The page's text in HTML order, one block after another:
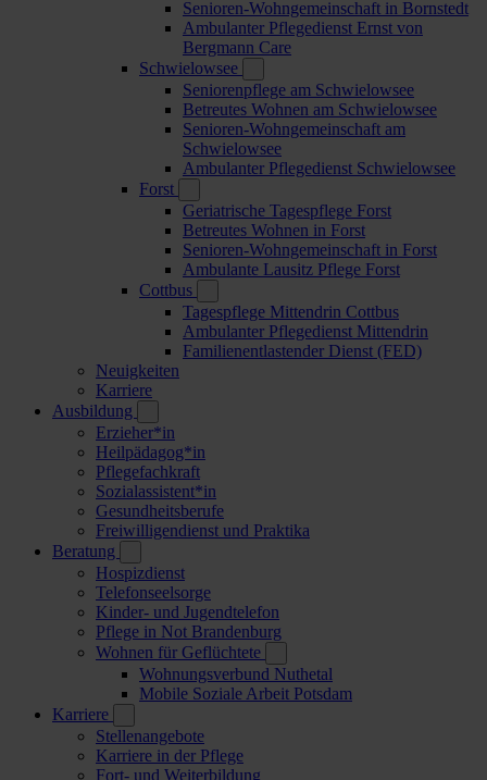
Senioren-Wohngemeinschaft in Bornstedt
Ambulanter Pflegedienst Ernst von
Bergmann Care
Schwielowsee
Seniorenpflege am Schwielowsee
Betreutes Wohnen am Schwielowsee
Senioren-Wohngemeinschaft am
Schwielowsee
Ambulanter Pflegedienst Schwielowsee
Forst
Geriatrische Tagespflege Forst
Betreutes Wohnen in Forst
Senioren-Wohngemeinschaft in Forst
Ambulante Lausitz Pflege Forst
Cottbus
Tagespflege Mittendrin Cottbus
Ambulanter Pflegedienst Mittendrin
Familienentlastender Dienst (FED)
Neuigkeiten
Karriere
Ausbildung
Erzieher*in
Heilpädagog*in
Pflegefachkraft
Sozialassistent*in
Gesundheitsberufe
Freiwilligendienst und Praktika
Beratung
Hospizdienst
Telefonseelsorge
Kinder- und Jugendtelefon
Pflege in Not Brandenburg
Wohnen für Geflüchtete
Wohnungsverbund Nuthetal
Mobile Soziale Arbeit Potsdam
Karriere
Stellenangebote
Karriere in der Pflege
Fort- und Weiterbildung